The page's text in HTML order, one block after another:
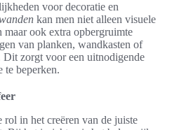
voor decoratie en
kan men niet alleen visuele
maar ook extra opbergruimte
van planken, wandkasten of
Dit zorgt voor een uitnodigende
te beperken.
in het creëren van de juiste